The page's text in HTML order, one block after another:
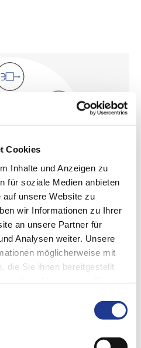
Cookies
Inhalte und Anzeigen zu
für soziale Medien anbieten
unsere Website zu
wir Informationen zu Ihrer
an unsere Partner für
Analysen weiter. Unsere
möglicherweise mit
die Sie ihnen bereitgestellt
leistet
der Schnittstellen möglich
durch DVS Edge